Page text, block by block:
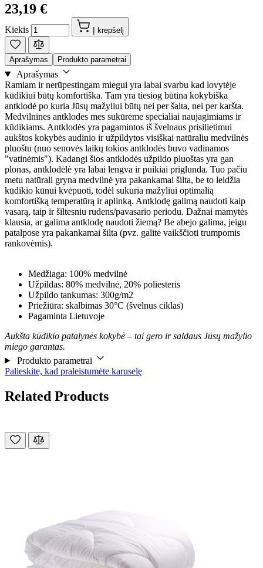
23,19 €
Kiekis Į krepšelį
Aprašymas Produkto parametrai
Aprašymas
Ramiam ir nerūpestingam miegui yra labai svarbu kad lovytėje
kūdikiui būtų komfortiška. Tam yra tiesiog būtina kokybiška
antklodė po kuria Jūsų mažyliui būtų nei per šalta, nei per karšta.
Medvilnines antklodes mes sukūrėme specialiai naujagimiams ir
kūdikiams. Antklodės yra pagamintos iš švelnaus prisilietimui
aukštos kokybės audinio ir užpildytos visiškai natūraliu medvilnės
pluoštu (nuo senovės laikų tokios antklodės buvo vadinamos
"vatinėmis"). Kadangi šios antklodės užpildo pluoštas yra gan
plonas, antklodėlė yra labai lengva ir puikiai priglunda. Tuo pačiu
metu natūrali gryna medvilnė yra pakankamai šilta, be to leidžia
kūdikio kūnui kvėpuoti, todėl sukuria mažyliui optimalią
komfortišką temperatūrą ir aplinką. Antklodę galimą naudoti kaip
vasarą, taip ir šiltesniu rudens/pavasario periodu. Dažnai mamytės
klausia, ar galima antklodę naudoti žiemą? Be abejo galima, jeigu
patalpose yra pakankamai šilta (pvz. galite vaikščioti trumpomis
rankovėmis).
Medžiaga: 100% medvilnė
Užpildas: 80% medvilnė, 20% poliesteris
Užpildo tankumas: 300g/m2
Priežiūra: skalbimas 30°C (švelnus ciklas)
Pagaminta Lietuvoje
Aukšta kūdikio patalynės kokybė – tai gero ir saldaus Jūsų mažylio
miego garantas.
Produkto parametrai
Palieskite, kad praleistumėte karuselę
Related Products